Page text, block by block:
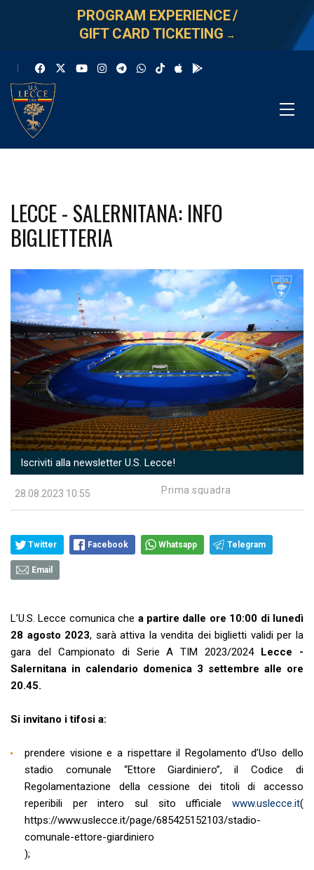
PROGRAM EXPERIENCE/
GIFT CARD TICKETING →
LECCE - SALERNITANA: INFO
BIGLIETTERIA
Iscriviti alla newsletter U.S. Lecce!
28.08.2023 10:55 Prima squadra
Twitter Facebook Whatsapp Telegram
Email
L’U.S. Lecce comunica che a partire dalle ore 10:00 di lunedì
28 agosto 2023, sarà attiva la vendita dei biglietti validi per la
gara del Campionato di Serie A TIM 2023/2024 Lecce -
Salernitana in calendario domenica 3 settembre alle ore
20.45.
Si invitano i tifosi a:
prendere visione e a rispettare il Regolamento d’Uso dello
stadio comunale “Ettore Giardiniero”, il Codice di
Regolamentazione della cessione dei titoli di accesso
reperibili per intero sul sito ufficiale www.uslecce.it(
https://www.uslecce.it/page/685425152103/stadio-
comunale-ettore-giardiniero
);